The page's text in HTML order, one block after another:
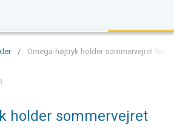
/ Omega-højtryk holder sommervejret fast
holder sommervejret